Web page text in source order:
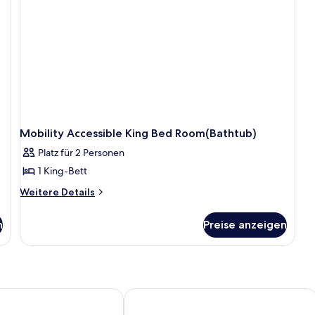
Mobility Accessible King Bed Room(Bathtub)
Platz für 2 Personen
1 King-Bett
Weitere Details
Weitere
Accessible
Preise anzeigen
Hills Comfort Inn & Suites Custer - Crazy